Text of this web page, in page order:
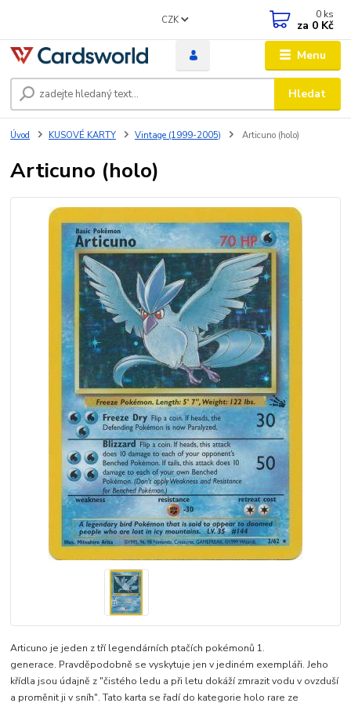
Menu
CZK
Hledat
0 ks
za 0 Kč
Úvod KUSOVÉ KARTY Vintage (1999-2005) Articuno (holo)
Articuno (holo)
Articuno je jeden z tří legendárních ptačích pokémonů 1.
generace. Pravděpodobně se vyskytuje jen v jediném exempláři. Jeho
křídla jsou údajně z "čistého ledu a při letu dokáží zmrazit vodu v ovzduší
a proměnit ji v sníh". Tato karta se řadí do kategorie holo rare ze